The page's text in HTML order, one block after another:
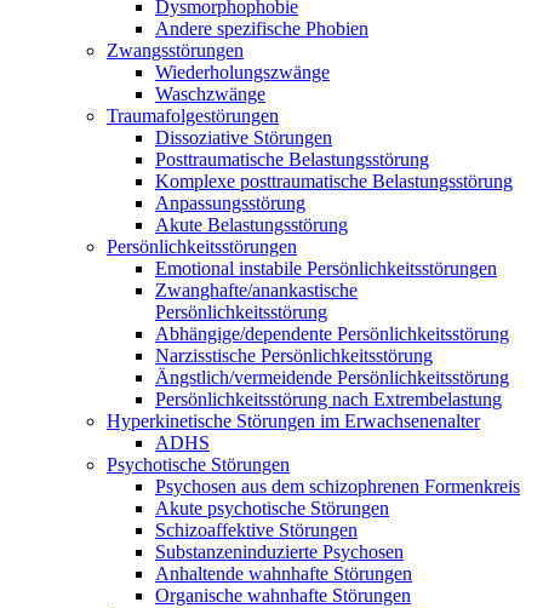
Dysmorphophobie
Andere spezifische Phobien
Zwangsstörungen
Wiederholungszwänge
Waschzwänge
Traumafolgestörungen
Dissoziative Störungen
Posttraumatische Belastungsstörung
Komplexe posttraumatische Belastungsstörung
Anpassungsstörung
Akute Belastungsstörung
Persönlichkeitsstörungen
Emotional instabile Persönlichkeitsstörungen
Zwanghafte/anankastische
Persönlichkeitsstörung
Abhängige/dependente Persönlichkeitsstörung
Narzisstische Persönlichkeitsstörung
Ängstlich/vermeidende Persönlichkeitsstörung
Persönlichkeitsstörung nach Extrembelastung
Hyperkinetische Störungen im Erwachsenenalter
ADHS
Psychotische Störungen
Psychosen aus dem schizophrenen Formenkreis
Akute psychotische Störungen
Schizoaffektive Störungen
Substanzeninduzierte Psychosen
Anhaltende wahnhafte Störungen
Organische wahnhafte Störungen